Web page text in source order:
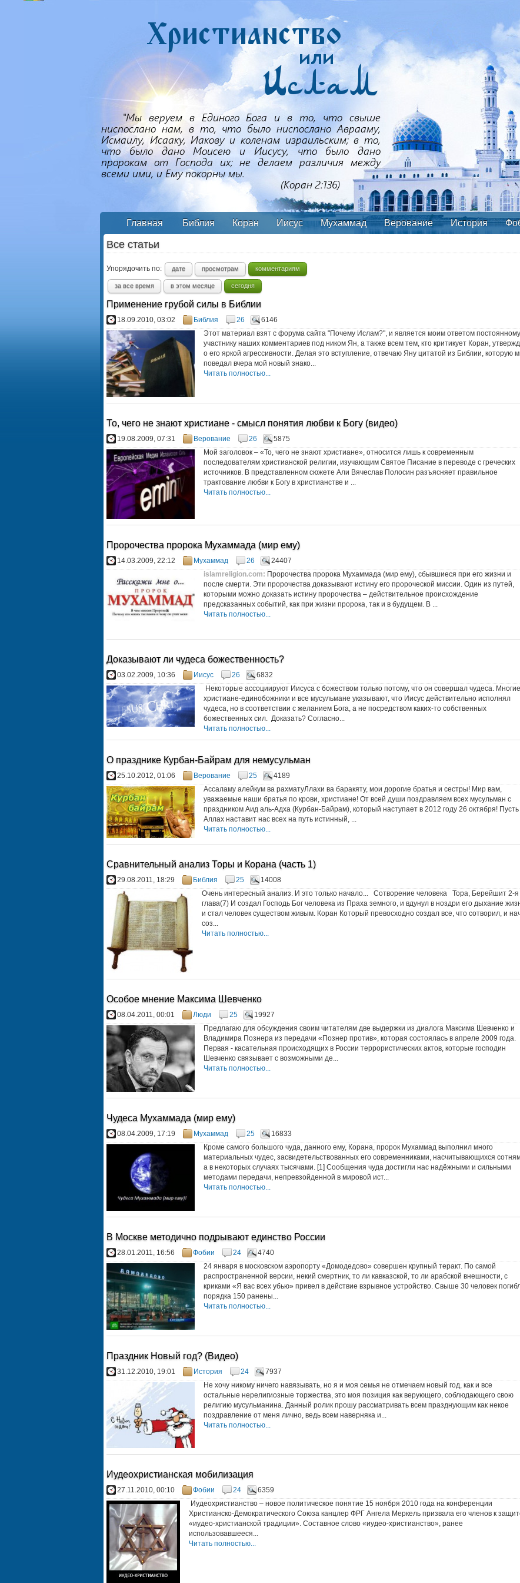
Главная Библия Коран Иисус Мухаммад Верование История
Все статьи
Упорядочить по: дате просмотрам комментариям
за все время в этом месяце сегодня
Применение грубой силы в Библии
18.09.2010, 03:02 Библия 26
6146
Этот материал взят с форума сайта "Почему Ислам?", и является моим ответом постоянному
участнику наших комментариев под ником Ян, а также всем тем, кто критикует Коран,
о его яркой агрессивности. Делая это вступление, отвечаю Яну цитатой из Библии, которую
поведал вчера мой новый знако...
Читать полностью...
То, чего не знают христиане - смысл понятия любви к Богу (видео)
19.08.2009, 07:31 Верование 26
5875
Мой заголовок – «То, чего не знают христиане», относится лишь к современным
последователям христианской религии, изучающим Святое Писание в переводе с греческих
источников. В представленном сюжете Али Вячеслав Полосин разъясняет правильное
трактование любви к Богу в христианстве и ...
Читать полностью...
Пророчества пророка Мухаммада (мир ему)
14.03.2009, 22:12 Мухаммад 26
24407
islamreligion.com: Пророчества пророка Мухаммада (мир ему), сбывшиеся при его жизни и
после смерти. Эти пророчества доказывают истину его пророческой миссии. Один из путей,
которыми можно доказать истину пророчества – действительное происхождение
предсказанных событий, как при жизни пророка, так и в будущем. В ...
Читать полностью...
Доказывают ли чудеса божественность?
03.02.2009, 10:36 Иисус 26
6832
Некоторые ассоциируют Иисуса с божеством только потому, что он совершал чудеса. Многие
христиане-единобожники и все мусульмане указывают, что Иисус действительно исполнял
чудеса, но в соответствии с желанием Бога, а не посредством каких-то собственных
божественных сил. Доказать? Согласно...
Читать полностью...
О празднике Курбан-Байрам для немусульман
25.10.2012, 01:06 Верование 25
4189
Ассаламу алейкум ва рахматуЛлахи ва баракяту, мои дорогие братья и сестры! Мир вам,
уважаемые наши братья по крови, христиане! От всей души поздравляем всех мусульман с
праздником Аид аль-Адха (Курбан-Байрам), который наступает в 2012 году 26 октября! Пусть
Аллах наставит нас всех на путь истинный, ...
Читать полностью...
Сравнительный анализ Торы и Корана (часть 1)
29.08.2011, 18:29 Библия 25
14008
Очень интересный анализ. И это только начало... Сотворение человека Тора, Берейшит 2-я
глава(7) И создал Господь Бог человека из Праха земного, и вдунул в ноздри его дыхание
и стал человек существом живым. Коран Который превосходно создал все, что сотворил, и
соз...
Читать полностью...
Особое мнение Максима Шевченко
08.04.2011, 00:01 Люди 25
19927
Предлагаю для обсуждения своим читателям две выдержки из диалога Максима Шевченко и
Владимира Познера из передачи «Познер против», которая состоялась в апреле 2009 года.
Первая - касательная происходящих в России террористических актов, которые господин
Шевченко связывает с возможными де...
Читать полностью...
Чудеса Мухаммада (мир ему)
08.04.2009, 17:19 Мухаммад 25
16833
Кроме самого большого чуда, данного ему, Корана, пророк Мухаммад выполнил много
материальных чудес, засвидетельствованных его современниками, насчитывающихся
а в некоторых случаях тысячами. [1] Сообщения чуда достигли нас надёжными и сильными
методами передачи, непревзойденной в мировой ист...
Читать полностью...
В Москве методично подрывают единство России
28.01.2011, 16:56 Фобии 24
4740
24 января в московском аэропорту «Домодедово» совершен крупный теракт. По самой
распространенной версии, некий смертник, то ли кавказской, то ли арабской внешности, с
криками «Я вас всех убью» привел в действие взрывное устройство. Свыше 30 человек
порядка 150 ранены...
Читать полностью...
Праздник Новый год? (Видео)
31.12.2010, 19:01 История 24
7937
Не хочу никому ничего навязывать, но я и моя семья не отмечаем новый год, как и все
остальные нерелигиозные торжества, это моя позиция как верующего, соблюдающего свою
религию мусульманина. Данный ролик прошу рассматривать всем празднующим как некое
поздравление от меня лично, ведь всем наверняка и...
Читать полностью...
Иудеохристианская мобилизация
27.11.2010, 00:10 Фобии 24
6359
Иудеохристианство – новое политическое понятие 15 ноября 2010 года на конференции
Христианско-Демократического Союза канцлер ФРГ Ангела Меркель призвала его членов к
«иудео-христианской традиции». Составное слово «иудео-христианство», ранее
использовавшееся...
Читать полностью...